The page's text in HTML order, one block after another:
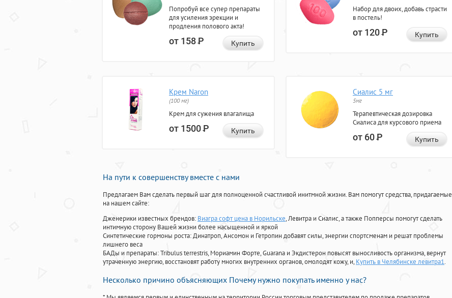
Попробуй все супер препараты
для усиления эрекции и
продления полового акта!
от 158Р Купить
Набор для двоих, добавь страсти
в постель!
от 120Р Купить
Крем Naron
(100 мг)
Крем для сужения влагалища
от 1500Р Купить
Сиалис 5 мг
5мг
Терапевтическая дозировка
Сиалиса для курсового приема
от 60Р Купить
На пути к совершенству вместе с нами
Предлагаем Вам сделать первый шаг для полноценной счастливой инитмной жизни. Вам помогут средства, придагаемые
на нашем сайте:
Дженерики известных брендов: Виагра софт цена в Норильске, Левитра и Сиалис, а также Попперсы помогут сделать
интимную сторону Вашей жизни более насыщенной и яркой
Синтетические гормоны роста: Динатроп, Ансомон и Гетропин добавят силы, энергии спортсменам и решат проблемы
лишнего веса
БАДы и препараты:Tribulus terrestris, Мориамин Форте, Guarana и Экдистерон повысят выносливость организма, вернут
утраченную энергию, восстановят работу многих внутренних органов, омолодят кожу, и, Купить в Челябинске левитра1.
Несколько причино объясняющих Почему нужно покупать именно у нас?